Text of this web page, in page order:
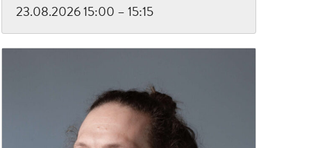
23.08.2026 15:00 – 15:15